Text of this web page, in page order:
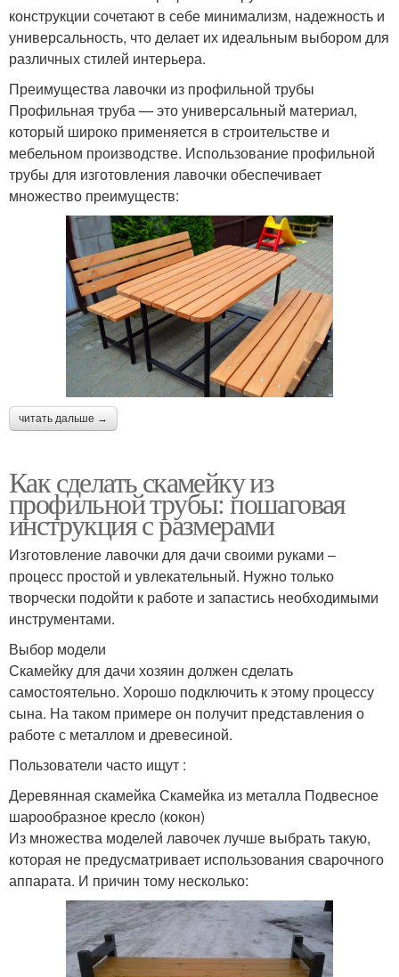
конструкции сочетают в себе минимализм, надежность и
универсальность, что делает их идеальным выбором для
различных стилей интерьера.
Преимущества лавочки из профильной трубы
Профильная труба — это универсальный материал,
который широко применяется в строительстве и
мебельном производстве. Использование профильной
трубы для изготовления лавочки обеспечивает
множество преимуществ:
читать дальше →
Как сделать скамейку из
профильной трубы: пошаговая
инструкция с размерами
Изготовление лавочки для дачи своими руками –
процесс простой и увлекательный. Нужно только
творчески подойти к работе и запастись необходимыми
инструментами.
Выбор модели
Скамейку для дачи хозяин должен сделать
самостоятельно. Хорошо подключить к этому процессу
сына. На таком примере он получит представления о
работе с металлом и древесиной.
Пользователи часто ищут :
Деревянная скамейка Скамейка из металла Подвесное
шарообразное кресло (кокон)
Из множества моделей лавочек лучше выбрать такую,
которая не предусматривает использования сварочного
аппарата. И причин тому несколько: